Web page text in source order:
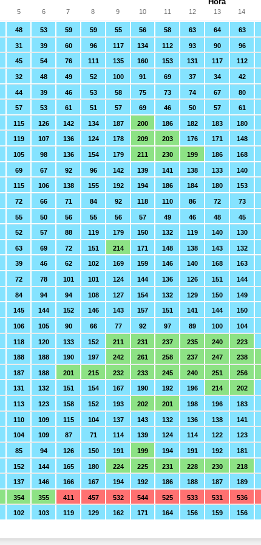
48 53 59 59 55 56 58 63 64 63
31 39 60 96 117 134 112 93 90 96
45 54 76 111 135 160 153 131 117 112
32 48 49 52 100 91 69 37 34 42
44 39 46 53 58 75 73 74 67 80
57 53 61 51 57 69 46 50 57 61
115 126 142 134 187 200 186 182 183 180
119 107 136 124 178 209 203 176 171 148
105 98 136 154 179 211 230 199 186 168
69 67 92 96 142 139 141 138 133 140
115 106 138 155 192 194 186 184 180 153
72 66 71 84 92 118 110 86 72 73
55 50 56 55 56 57 49 46 48 45
52 57 88 119 179 150 132 119 140 130
63 69 72 151 214 171 148 138 143 132
39 46 62 102 169 159 146 140 168 163
72 78 101 101 124 144 136 126 151 144
84 94 94 108 127 154 132 129 150 149
145 144 152 146 143 157 151 141 144 150
106 105 90 66 77 92 97 89 100 104
118 120 133 152 211 231 237 235 240 223
188 188 190 197 242 261 258 237 247 238
187 188 201 215 232 233 245 240 251 256
131 132 151 154 167 190 192 196 214 202
113 123 158 152 193 202 201 198 196 183
110 109 115 104 137 143 132 136 138 141
104 109 87 71 114 139 124 114 122 123
85 94 126 150 191 199 194 191 192 181
152 144 165 180 224 225 231 228 230 218
137 146 166 167 194 192 186 188 187 189
354 355 411 457 532 544 525 533 531 536
102 103 119 129 162 171 164 156 159 156
5 6 7 8 9 10 11 12 13 14